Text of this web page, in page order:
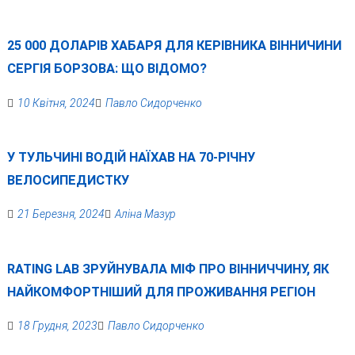
25 000 ДОЛАРІВ ХАБАРЯ ДЛЯ КЕРІВНИКА ВІННИЧИНИ
СЕРГІЯ БОРЗОВА: ЩО ВІДОМО?
10 Квітня, 2024 Павло Сидорченко
У ТУЛЬЧИНІ ВОДІЙ НАЇХАВ НА 70-РІЧНУ
ВЕЛОСИПЕДИСТКУ
21 Березня, 2024 Аліна Мазур
RATING LAB ЗРУЙНУВАЛА МІФ ПРО ВІННИЧЧИНУ, ЯК
НАЙКОМФОРТНІШИЙ ДЛЯ ПРОЖИВАННЯ РЕГІОН
18 Грудня, 2023 Павло Сидорченко